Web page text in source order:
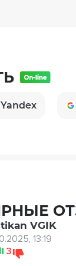
VGIK
13:19
3